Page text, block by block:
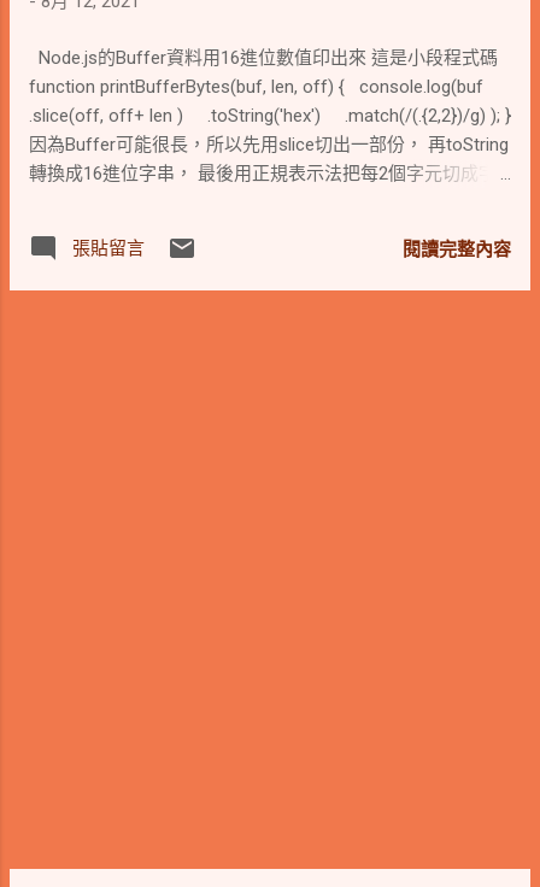
Node.js的Buffer資料用16進位數值印出來 這是小段程式碼
function printBufferBytes(buf, len, off) { console.log(buf
.slice(off, off+ len ) .toString('hex') .match(/(.{2,2})/g) ); }
因為Buffer可能很長，所以先用slice切出一部份， 再toString
轉換成16進位字串， 最後用正規表示法把每2個字元切成字
張貼留言 閱讀完整內容